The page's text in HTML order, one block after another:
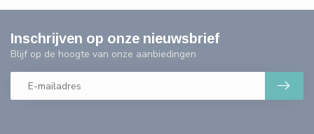
Inschrijven op onze nieuwsbrief
Blijf op de hoogte van onze aanbiedingen